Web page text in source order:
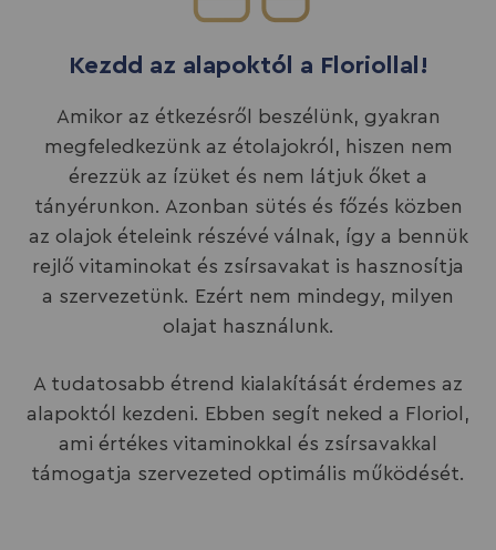
Kezdd az alapoktól a Floriollal!
Amikor az étkezésről beszélünk, gyakran
megfeledkezünk az étolajokról, hiszen nem
érezzük az ízüket és nem látjuk őket a
tányérunkon. Azonban sütés és főzés közben
az olajok ételeink részévé válnak, így a bennük
rejlő vitaminokat és zsírsavakat is hasznosítja
a szervezetünk. Ezért nem mindegy, milyen
olajat használunk.
A tudatosabb étrend kialakítását érdemes az
alapoktól kezdeni. Ebben segít neked a Floriol,
ami értékes vitaminokkal és zsírsavakkal
támogatja szervezeted optimális működését.